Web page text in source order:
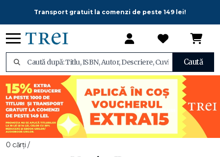
Transport gratuit la comenzi de peste 149 lei!
Caută
0 cărți /